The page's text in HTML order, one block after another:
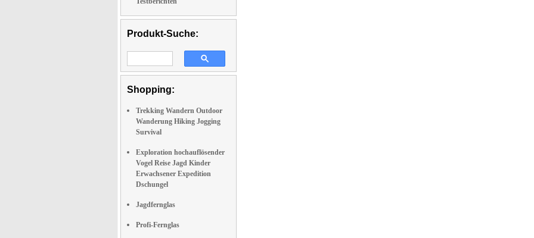
Produkt-Suche:
Shopping:
Trekking Wandern Outdoor
Wanderung Hiking Jogging
Survival
Exploration hochauflösender
Vogel Reise Jagd Kinder
Erwachsener Expedition
Dschungel
Jagdfernglas
Profi-Fernglas